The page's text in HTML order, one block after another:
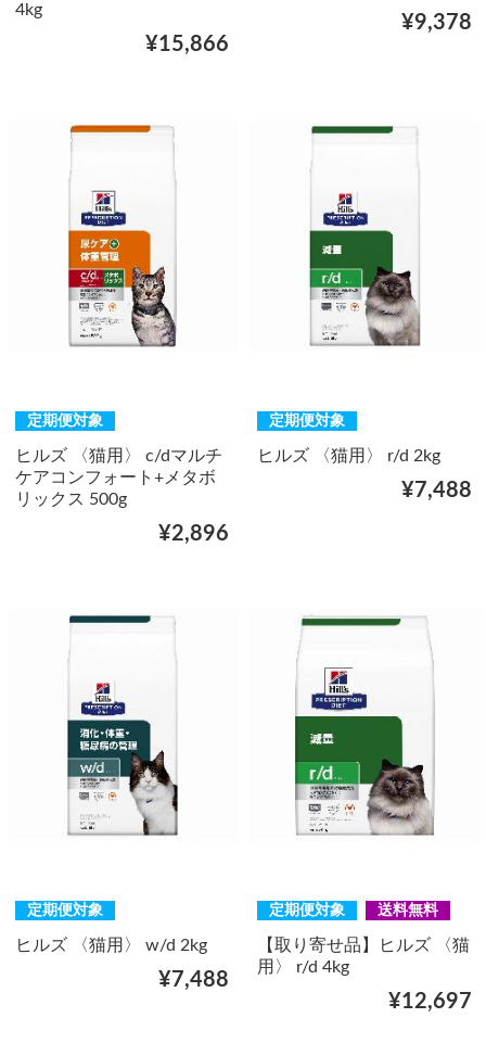
4kg
¥15,866
¥9,378
定期便対象
ヒルズ 〈猫用〉 c/dマルチ
ケアコンフォート+メタボ
リックス 500g
¥2,896
定期便対象
ヒルズ 〈猫用〉 r/d 2kg
¥7,488
定期便対象
ヒルズ 〈猫用〉 w/d 2kg
¥7,488
定期便対象 送料無料
【取り寄せ品】ヒルズ 〈猫
用〉 r/d 4kg
¥12,697